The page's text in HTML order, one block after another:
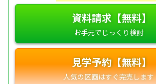
資料請求【無料】
見学予約【無料】